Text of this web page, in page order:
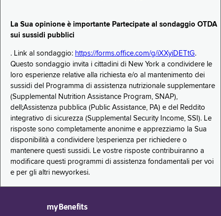
La Sua opinione è importante Partecipate al sondaggio OTDA
sui sussidi pubblici
. Link al sondaggio: https://forms.office.com/g/iXXyiDETtG.
Questo sondaggio invita i cittadini di New York a condividere le
loro esperienze relative alla richiesta e/o al mantenimento dei
sussidi del Programma di assistenza nutrizionale supplementare
(Supplemental Nutrition Assistance Program, SNAP),
dell;Assistenza pubblica (Public Assistance, PA) e del Reddito
integrativo di sicurezza (Supplemental Security Income, SSI). Le
risposte sono completamente anonime e apprezziamo la Sua
disponibilità a condividere l;esperienza per richiedere o
mantenere questi sussidi. Le vostre risposte contribuiranno a
modificare questi programmi di assistenza fondamentali per voi
e per gli altri newyorkesi.
myBenefits